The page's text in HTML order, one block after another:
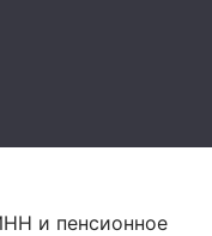
и пенсионное